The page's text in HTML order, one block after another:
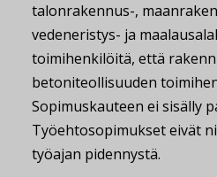
talonrakennus-,
vedeneristys- ja
toimihenkilöitä, että
betoniteollisuuden
Sopimuskauteen ei sisälly
Työehtosopimukset eivät
työajan pidennystä.